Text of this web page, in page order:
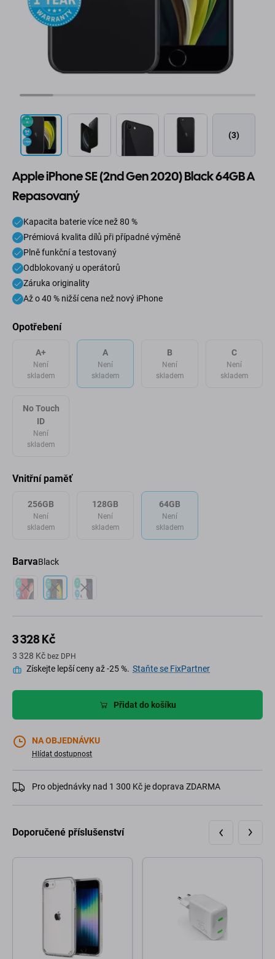
(3)
Apple iPhone SE (2nd Gen 2020) Black 64GB A
Repasovaný
Kapacita baterie více než 80 %
Prémiová kvalita dílů při případné výměně
Plně funkční a testovaný
Odblokovaný u operátorů
Záruka originality
Až o 40 % nižší cena než nový iPhone
Opotřebení
A+
Není
skladem
A
Není
skladem
B
Není
skladem
C
Není
skladem
No Touch
ID
Není
skladem
Vnitřní paměť
256GB
Není
skladem
128GB
Není
skladem
64GB
Není
skladem
BarvaBlack
3 328 Kč
3 328 Kč bez DPH
Získejte lepší ceny až -25 %. Staňte se FixPartner
Přidat do košíku
NA OBJEDNÁVKU
Hlídat dostupnost
Pro objednávky nad 1 300 Kč je doprava ZDARMA
Doporučené příslušenství